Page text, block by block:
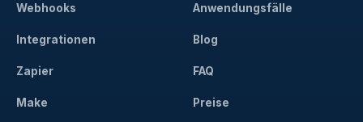
Webhooks
Integrationen
Zapier
Make
Anwendungsfälle
Blog
FAQ
Preise